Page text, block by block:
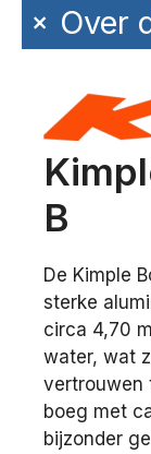
+ Over
B
De Kimple
sterke
circa 4,70
water, wat
vertrouwen
boeg met
bijzonder